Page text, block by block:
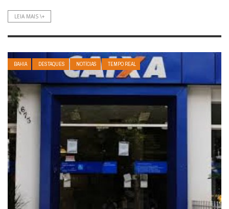
LEIA MAIS \+
BAHIA DESTAQUES NOTÍCIAS TEMPO REAL